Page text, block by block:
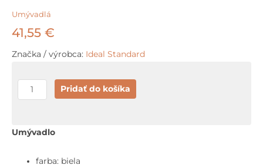
Umývadlá
41,55 €
Značka / výrobca: Ideal Standard
množstvo
Ideal
Eurovit
55x46
Pridať do košíka
Umývadlo
farba: biela